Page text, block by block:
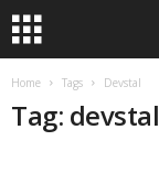
Home Tags Devstal
Tag: devstal